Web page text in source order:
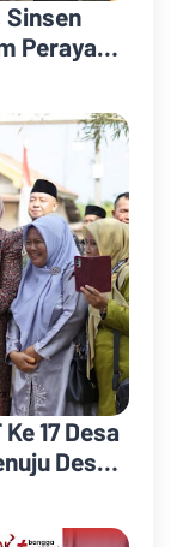
Sinsen
Perayaan
17 Desa
Desa